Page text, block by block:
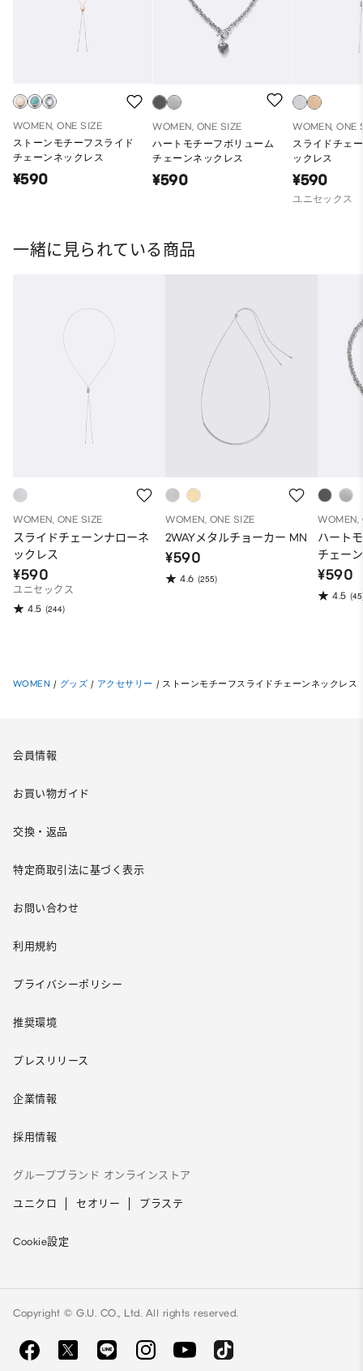
WOMEN, ONE SIZE
ストーンモチーフスライド
チェーンネックレス
¥590
WOMEN, ONE SIZE
ハートモチーフボリューム
チェーンネックレス
¥590
WOMEN, ONE
スライドチェ
ックレス
¥590
ユニセックス
一緒に見られている商品
WOMEN, ONE SIZE
スライドチェーンナローネ
ックレス
¥590
ユニセックス
4.5 (244)
WOMEN, ONE SIZE
2WAYメタルチョーカー MN
¥590
4.6 (255)
WOMEN,
ハート
チェー
¥590
4.5
WOMEN / グッズ / アクセサリー / ストーンモチーフスライドチェーンネックレス
会員情報
お買い物ガイド
交換・返品
特定商取引法に基づく表示
お問い合わせ
利用規約
プライバシーポリシー
推奨環境
プレスリリース
企業情報
採用情報
グループブランド オンラインストア
ユニクロ セオリー プラステ
Cookie設定
Copyright © G.U. CO., Ltd. All rights reserved.